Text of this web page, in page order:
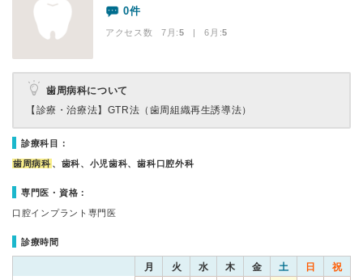
0件
アクセス数 7月:5 | 6月:5
歯周病科について
【診療・治療法】 GTR法（歯周組織再生誘導法）
診療科目：
歯周病科 、歯科、小児歯科、歯科口腔外科
専門医・資格：
口腔インプラント専門医
診療時間
月 火 水 木 金 土 日 祝